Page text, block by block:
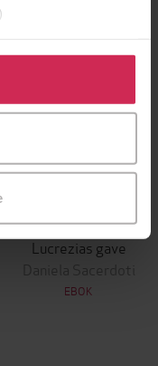
samtykke til å
Du kan også
ved å klikke
199,-
Lucrezias gave
Daniela Sacerdoti
EBOK